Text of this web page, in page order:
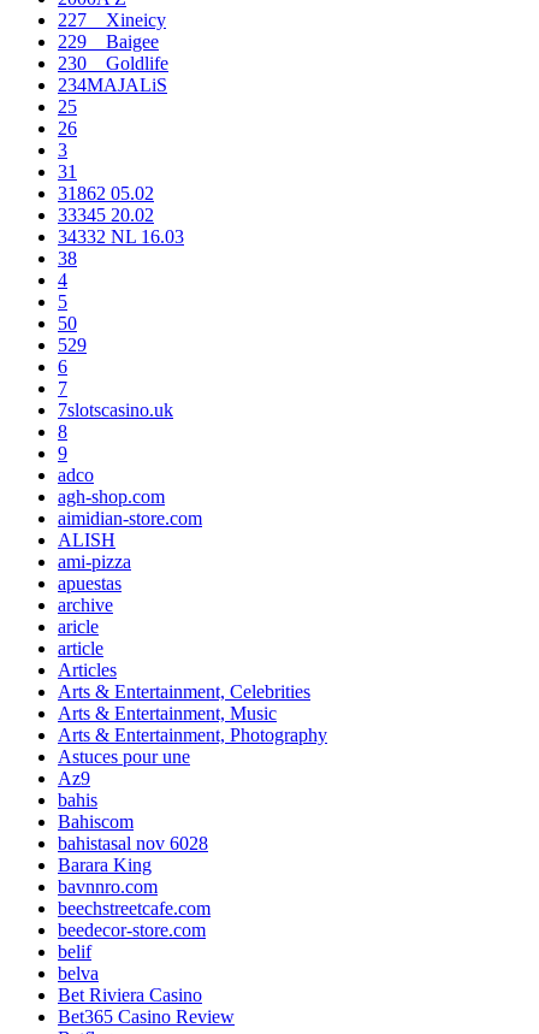
227__Xineicy
229__Baigee
230__Goldlife
234MAJALiS
25
26
3
31
31862 05.02
33345 20.02
34332 NL 16.03
38
4
5
50
529
6
7
7slotscasino.uk
8
9
adco
agh-shop.com
aimidian-store.com
ALISH
ami-pizza
apuestas
archive
aricle
article
Articles
Arts & Entertainment, Celebrities
Arts & Entertainment, Music
Arts & Entertainment, Photography
Astuces pour une
Az9
bahis
Bahiscom
bahistasal nov 6028
Barara King
bavnnro.com
beechstreetcafe.com
beedecor-store.com
belif
belva
Bet Riviera Casino
Bet365 Casino Review